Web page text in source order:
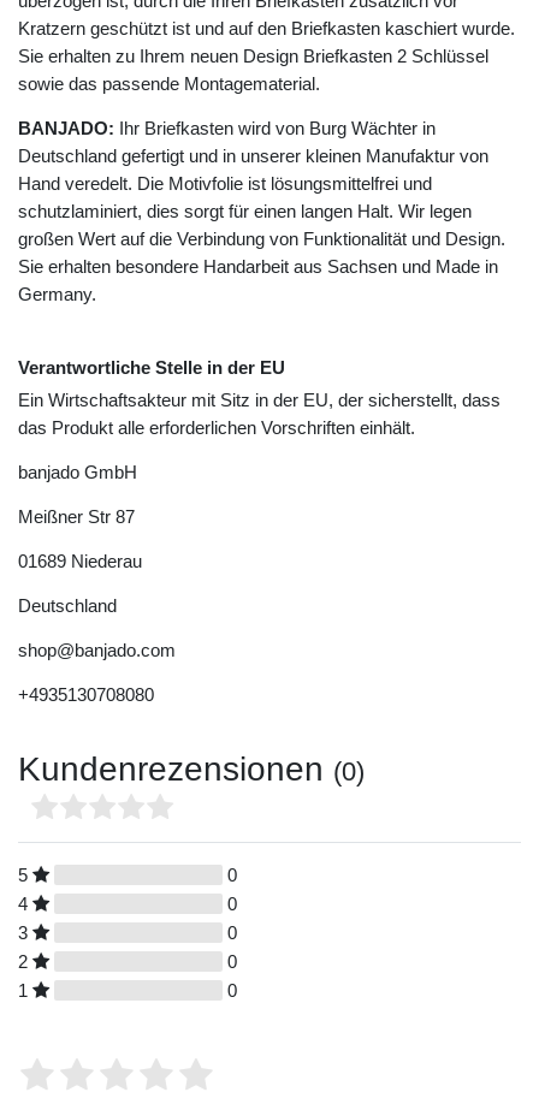
Kratzern geschützt ist und auf den Briefkasten kaschiert wurde.
Sie erhalten zu Ihrem neuen Design Briefkasten 2 Schlüssel
sowie das passende Montagematerial.
BANJADO: Ihr Briefkasten wird von Burg Wächter in
Deutschland gefertigt und in unserer kleinen Manufaktur von
Hand veredelt. Die Motivfolie ist lösungsmittelfrei und
schutzlaminiert, dies sorgt für einen langen Halt. Wir legen
großen Wert auf die Verbindung von Funktionalität und Design.
Sie erhalten besondere Handarbeit aus Sachsen und Made in
Germany.
Verantwortliche Stelle in der EU
Ein Wirtschaftsakteur mit Sitz in der EU, der sicherstellt, dass
das Produkt alle erforderlichen Vorschriften einhält.
banjado GmbH
Meißner Str 87
01689 Niederau
Deutschland
shop@banjado.com
+4935130708080
Kundenrezensionen (0)
5
0
4
0
3
0
2
0
1
0